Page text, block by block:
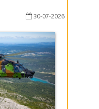
30-07-2026